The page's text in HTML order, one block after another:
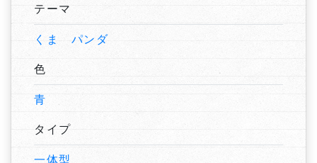
テーマ
くま パンダ
色
青
タイプ
一体型